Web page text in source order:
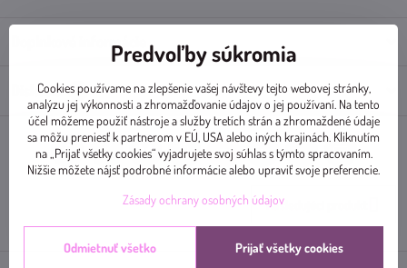
Doplnkové informácie
Diskusia 0
FacebookTwitter BlueskyPinterestReddit LinkedInWhatsApp
E-
mail
Nasledujúci produkt
Predvoľby súkromia
Cookies používame na zlepšenie vašej návštevy tejto webovej stránky,
analýzu jej výkonnosti a zhromažďovanie údajov o jej používaní. Na tento
účel môžeme použiť nástroje a služby tretích strán a zhromaždené údaje
sa môžu preniesť k partnerom v EÚ, USA alebo iných krajinách. Kliknutím
na „Prijať všetky cookies“ vyjadrujete svoj súhlas s týmto spracovaním.
Nižšie môžete nájsť podrobné informácie alebo upraviť svoje preferencie.
Zásady ochrany osobných údajov
Prijať všetky cookies
Odmietnuť všetko